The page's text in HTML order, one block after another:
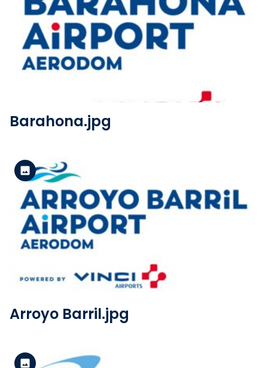
Ver el archivo
Versión estándar
Barahona.jpg
Ver el archivo
Versión estándar
Arroyo Barril.jpg